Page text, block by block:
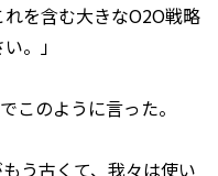
を含む大きなO2O戦略
。」
このように言った。
う古くて、我々は使い